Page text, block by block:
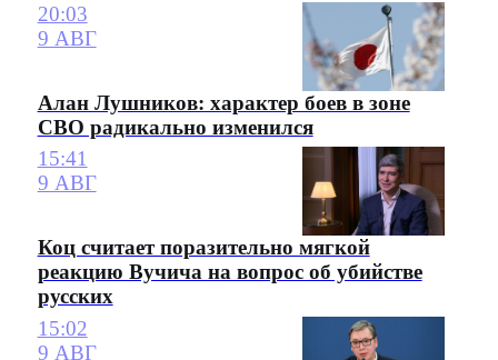
20:03
9 АВГ
Алан Лушников: характер боев в зоне
СВО радикально изменился
15:41
9 АВГ
Коц считает поразительно мягкой
реакцию Вучича на вопрос об убийстве
русских
15:02
9 АВГ